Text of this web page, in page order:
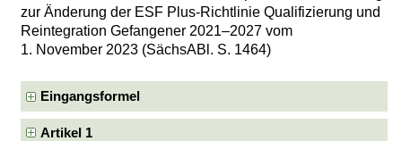
zur Änderung der ESF Plus-Richtlinie Qualifizierung und
Reintegration Gefangener 2021–2027 vom
1. November 2023 (SächsABl. S. 1464)
Eingangsformel
Artikel 1